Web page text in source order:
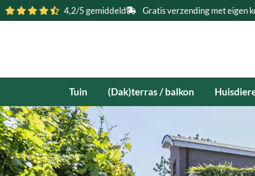
Ga
naar
4,2/5 gemiddeld Gratis verzending met eigen
Tuin (Dak)terras / balkon